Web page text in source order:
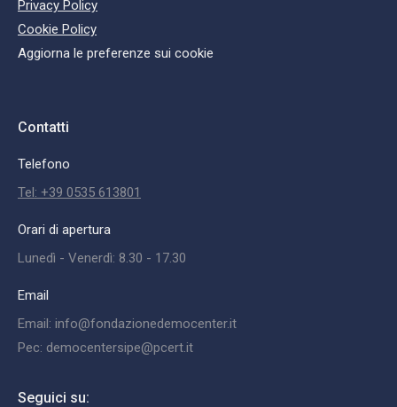
Privacy Policy
Cookie Policy
Aggiorna le preferenze sui cookie
Contatti
Telefono
Tel: +39 0535 613801
Orari di apertura
Lunedì - Venerdì: 8.30 - 17.30
Email
Email: info@fondazionedemocenter.it
Pec: democentersipe@pcert.it
Seguici su: